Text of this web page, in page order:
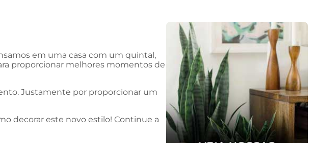
em uma casa com um quintal,
proporcionar melhores momentos de
Justamente por proporcionar um
decorar este novo estilo! Continue a